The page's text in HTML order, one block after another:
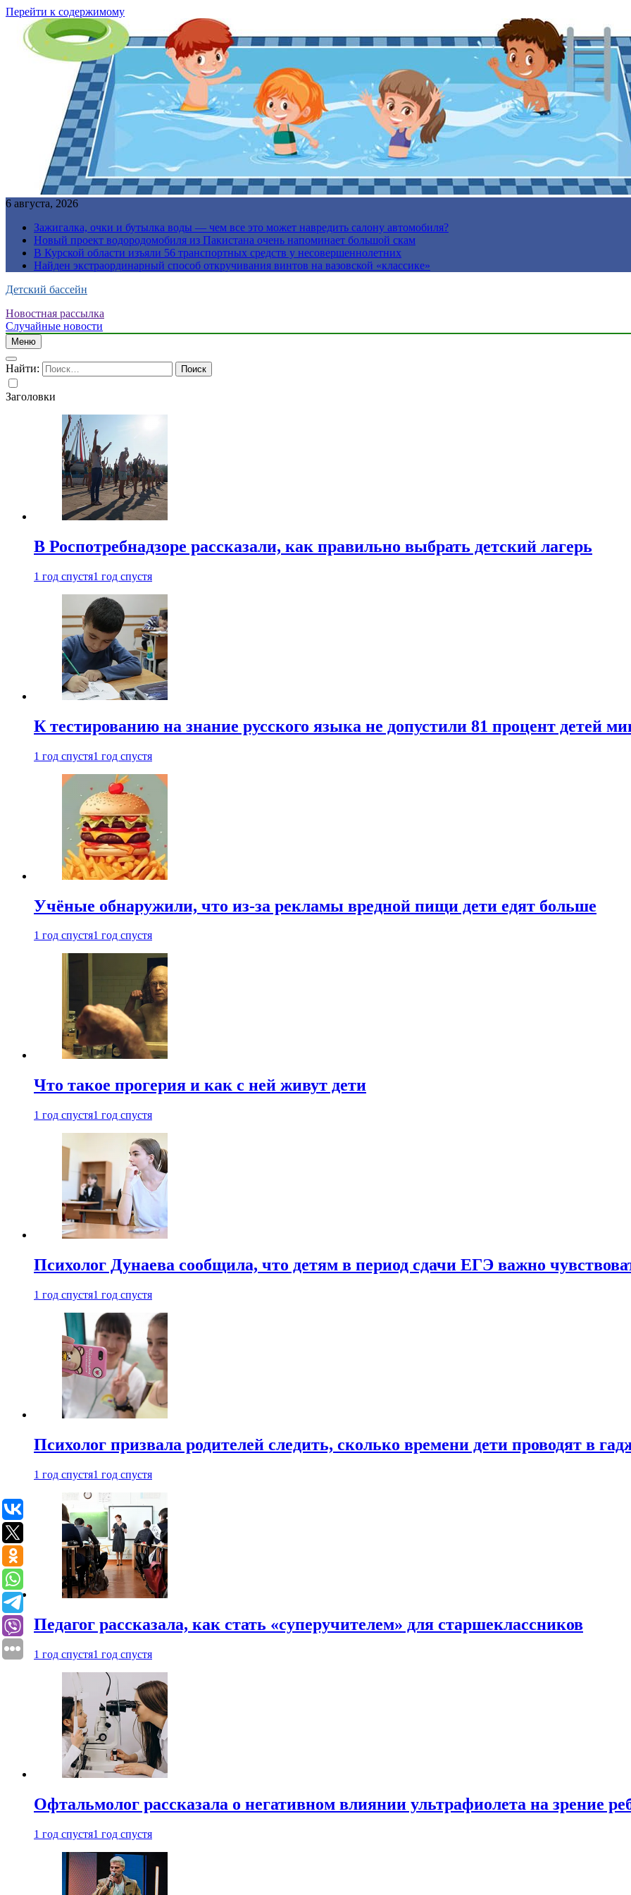
Перейти к содержимому
6 августа, 2026
Зажигалка, очки и бутылка воды — чем все это может навредить салону автомобиля?
Новый проект водородомобиля из Пакистана очень напоминает большой скам
В Курской области изъяли 56 транспортных средств у несовершеннолетних
Найден экстраординарный способ откручивания винтов на вазовской «классике»
Детский бассейн
Новостная рассылка
Случайные новости
Меню
Найти:
Заголовки
В Роспотребнадзоре рассказали, как правильно выбрать детский лагерь
1 год спустя1 год спустя
К тестированию на знание русского языка не допустили 81 процент детей
1 год спустя1 год спустя
Учёные обнаружили, что из-за рекламы вредной пищи дети едят больше
1 год спустя1 год спустя
Что такое прогерия и как с ней живут дети
1 год спустя1 год спустя
Психолог Дунаева сообщила, что детям в период сдачи ЕГЭ важно
1 год спустя1 год спустя
Психолог призвала родителей следить, сколько времени дети проводят в
1 год спустя1 год спустя
Педагог рассказала, как стать «суперучителем» для старшеклассников
1 год спустя1 год спустя
Офтальмолог рассказала о негативном влиянии ультрафиолета на зрение
1 год спустя1 год спустя